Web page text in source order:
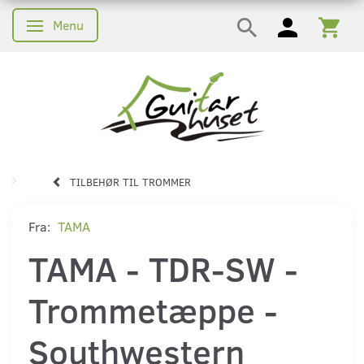
Skifte navigation
Menu
TILBEHØR TIL TROMMER
Fra: TAMA
TAMA - TDR-SW -
Trommetæppe -
Southwestern